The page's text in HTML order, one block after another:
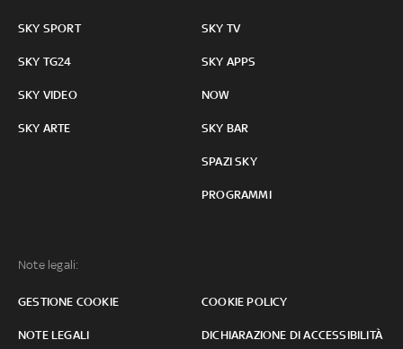
SKY SPORT
SKY TG24
SKY VIDEO
SKY ARTE
SKY TV
SKY APPS
NOW
SKY BAR
SPAZI SKY
PROGRAMMI
Note legali:
GESTIONE COOKIE COOKIE POLICY
NOTE LEGALI DICHIARAZIONE DI ACCESSIBILITÀ